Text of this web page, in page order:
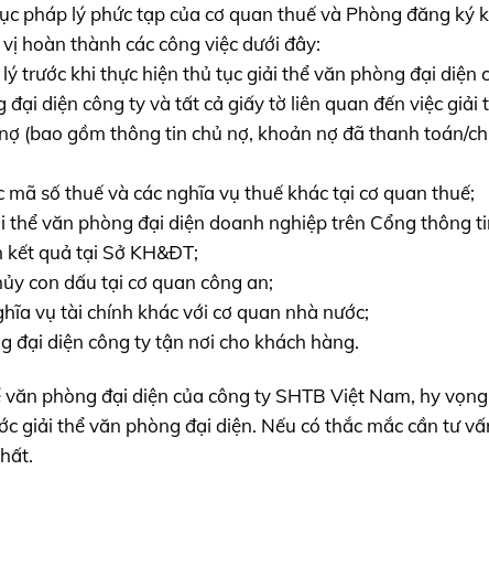
pháp lý phức tạp của cơ quan thuế và Phòng đăng ký
hoàn thành các công việc dưới đây:
trước khi thực hiện thủ tục giải thể văn phòng đại diện
diện công ty và tất cả giấy tờ liên quan đến việc giải
(bao gồm thông tin chủ nợ, khoản nợ đã thanh toán/
số thuế và các nghĩa vụ thuế khác tại cơ quan thuế;
văn phòng đại diện doanh nghiệp trên Cổng thông
quả tại Sở KH&ĐT;
con dấu tại cơ quan công an;
vụ tài chính khác với cơ quan nhà nước;
đại diện công ty tận nơi cho khách hàng.
phòng đại diện của công ty SHTB Việt Nam, hy
giải thể văn phòng đại diện. Nếu có thắc mắc cần tư